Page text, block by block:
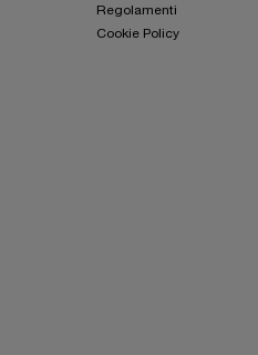
Regolamenti
Cookie Policy